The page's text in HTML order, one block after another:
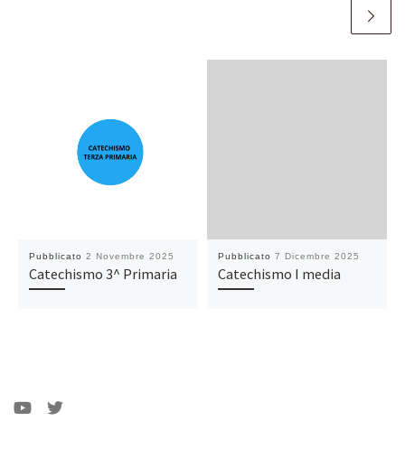
Pubblicato 2 Novembre 2025
Catechismo 3^ Primaria
Pubblicato 7 Dicembre 2025
Catechismo I media